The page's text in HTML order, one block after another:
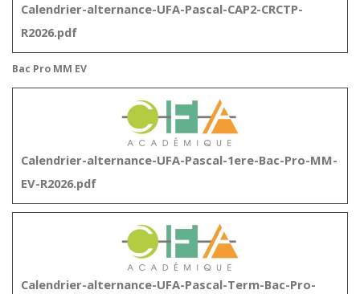
Calendrier-alternance-UFA-Pascal-CAP2-CRCTP-
R2026.pdf
Bac Pro MM EV
Calendrier-alternance-UFA-Pascal-1ere-Bac-Pro-MM-
EV-R2026.pdf
Calendrier-alternance-UFA-Pascal-Term-Bac-Pro-